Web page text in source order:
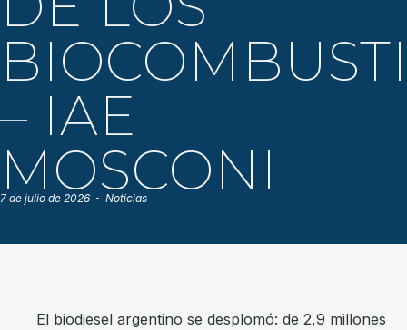
– IAE
MOSCONI
7 de julio de 2026 Noticias
El biodiesel argentino se desplomó: de 2,9 millones